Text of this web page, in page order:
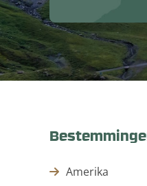
Amerika